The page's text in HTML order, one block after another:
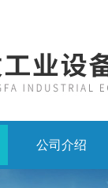
公司介绍